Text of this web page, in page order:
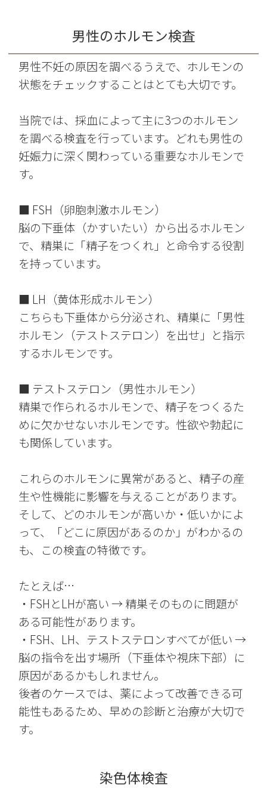
男性のホルモン検査
男性不妊の原因を調べるうえで、ホルモンの
状態をチェックすることはとても大切です。
当院では、採血によって主に3つのホルモン
を調べる検査を行っています。どれも男性の
妊娠力に深く関わっている重要なホルモンで
す。
■ FSH（卵胞刺激ホルモン）
脳の下垂体（かすいたい）から出るホルモン
で、精巣に「精子をつくれ」と命令する役割
を持っています。
■ LH（黄体形成ホルモン）
こちらも下垂体から分泌され、精巣に「男性
ホルモン（テストステロン）を出せ」と指示
するホルモンです。
■ テストステロン（男性ホルモン）
精巣で作られるホルモンで、精子をつくるた
めに欠かせないホルモンです。性欲や勃起に
も関係しています。
これらのホルモンに異常があると、精子の産
生や性機能に影響を与えることがあります。
そして、どのホルモンが高いか・低いかによ
って、「どこに原因があるのか」がわかるの
も、この検査の特徴です。
たとえば…
・FSHとLHが高い → 精巣そのものに問題が
ある可能性があります。
・FSH、LH、テストステロンすべてが低い →
脳の指令を出す場所（下垂体や視床下部）に
原因があるかもしれません。
後者のケースでは、薬によって改善できる可
能性もあるため、早めの診断と治療が大切で
す。
染色体検査